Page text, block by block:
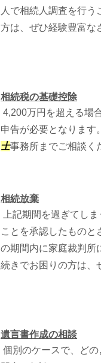
人で相続人調査を行
方は、ぜひ経験豊富な
相続税の基礎控除
4,200万円を超える場
申告が必要となります
士事務所までご相談く
相続放棄
上記期間を過ぎてし
ことを承認したものと
の期間内に家庭裁判所
続きでお困りの方は、
遺言書作成の相談
個別のケースで、ど